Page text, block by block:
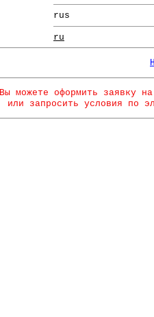
rus
ru
Вы можете оформить заявку
или запросить условия по